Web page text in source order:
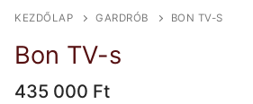
KEZDŐLAP GARDRÓB BON TV-S
Bon TV-s
435 000 Ft